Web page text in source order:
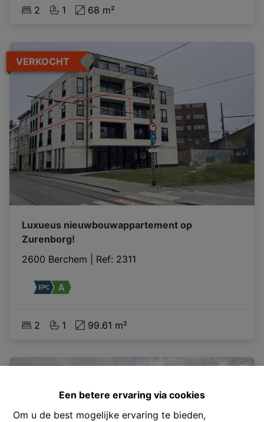
Een betere ervaring via cookies
Om u de best mogelijke ervaring te bieden,
2 1 68 m²
VERKOCHT
Luxueus nieuwbouwappartement op
Zurenborg!
2600 Berchem
Ref: 2311
2 1 99.61 m²